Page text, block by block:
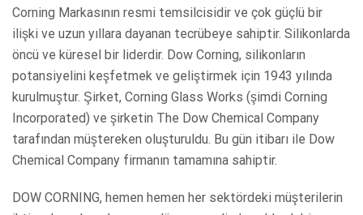
Corning Markasının resmi temsilcisidir ve çok güçlü bir
ilişki ve uzun yıllara dayanan tecrübeye sahiptir. Silikonlarda
öncü ve küresel bir liderdir. Dow Corning, silikonların
potansiyelini keşfetmek ve geliştirmek için 1943 yılında
kurulmuştur. Şirket, Corning Glass Works (şimdi Corning
Incorporated) ve şirketin The Dow Chemical Company
tarafından müştereken oluşturuldu. Bu gün itibarı ile Dow
Chemical Company firmanın tamamına sahiptir.
DOW CORNING, hemen hemen her sektördeki müşterilerin